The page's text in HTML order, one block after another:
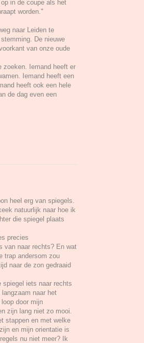
in de coupe als het
worden."
naar Leiden te
De nieuwe
van onze oude
zoeken. Iemand heeft er
Iemand heeft een
heeft ook een hele
de dag even een
heel erg van spiegels.
natuurlijk naar hoe ik
die spiegel plaats
precies
van naar rechts? En wat
trap andersom zou
naar de zon gedraaid
spiegel iets naar rechts
naar het
door mijn
zijn lang niet zo mooi.
stappen en met welke
en mijn orientatie is
nu niet meer? Ik